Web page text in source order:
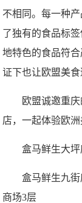
不相同。每一种
了独有的食品标
地特色的食品符
证下也让欧盟美食
欧盟诚邀重庆的
店，一起体验欧洲
盒马鲜生大坪
盒马鲜生九街
商场3层